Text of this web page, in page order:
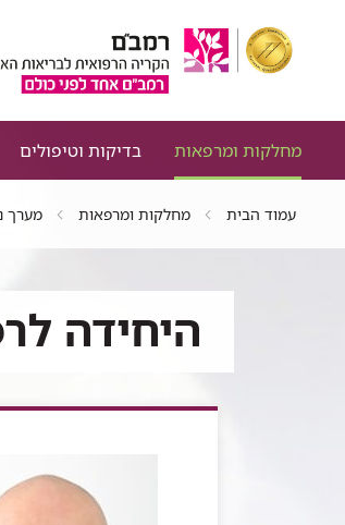
מחלקות ומרפאות בדיקות וטיפולים
עמוד הבית מחלקות ומרפאות מערך
היחידה